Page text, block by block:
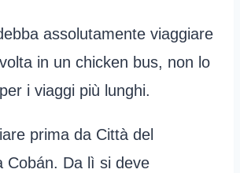
assolutamente viaggiare
in un chicken bus, non lo
i viaggi più lunghi.
prima da Città del
Cobán. Da lì si deve